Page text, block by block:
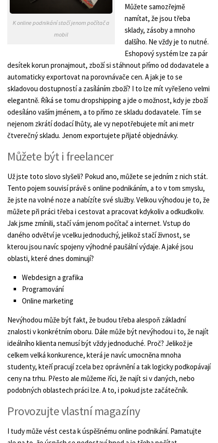
K online podnikání stačí jenom počítač a
mobil
Můžete samozřejmě
namítat, že jsou třeba
sklady, zásoby a mnoho
dalšího. Ne vždy je to nutné.
Eshopový systém lze za pár
desítek korun pronajmout, zboží si stáhnout přímo od dodavatele a
automaticky exportovat na porovnávače cen. A jak je to se
skladovou dostupností a zasíláním zboží? I to lze mít vyřešeno velmi
elegantně. Říká se tomu dropshipping a jde o možnost, kdy je zboží
odesíláno vaším jménem, a to přímo ze skladu dodavatele. Tím se
nejenom zkrátí dodací lhůty, ale vy nepotřebujete mít ani metr
čtverečný skladu. Jenom exportujete přijaté objednávky.
Můžete být i freelancer
Už jste toto slovo slyšeli? Pokud ano, můžete se jedním z nich stát.
Tento pojem souvisí právě s online podnikáním, a to v tom smyslu,
že jste na volné noze a nabízíte své služby. Velkou výhodou je to, že
můžete při práci třeba i cestovat a pracovat kdykoliv a odkudkoliv.
Jak jsme zmínili, stačí vám jenom počítač a internet. Vstup do
daného odvětví je vcelku jednoduchý, jelikož stačí živnost, se
kterou jsou navíc spojeny výhodné paušální výdaje. A jaké jsou
oblasti, které dnes dominují?
Webdesign a grafika
Programování
Online marketing
Nevýhodou může být fakt, že budou třeba alespoň základní
znalosti v konkrétním oboru. Dále může být nevýhodou i to, že najít
ideálního klienta nemusí být vždy jednoduché. Proč? Jelikož je
celkem velká konkurence, která je navíc umocněna mnoha
studenty, kteří pracují zcela bez oprávnění a tak logicky podkopávají
ceny na trhu. Přesto ale můžeme říci, že najít si v daných, nebo
podobných oblastech práci lze. A to, i pokud jste začátečník.
Provozujte vlastní magazíny
I tudy může vést cesta k úspěšnému online podnikání. Pamatujte